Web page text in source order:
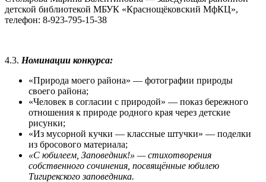
детской библиотекой МБУК «Краснощёковский МфКЦ»,
телефон: 8-923-795-15-38
4.3. Номинации конкурса:
«Природа моего района» — фотографии природы
своего района;
«Человек в согласии с природой» — показ бережного
отношения к природе родного края через детские
рисунки;
«Из мусорной кучки — классные штучки» — поделки
из бросового материала;
«С юбилеем, Заповедник!» — стихотворения
собственного сочинения, посвящённые юбилею
Тигирекского заповедника.